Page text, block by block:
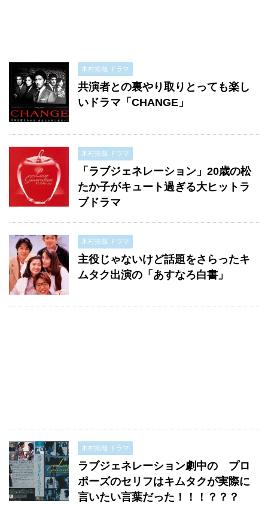
木村拓哉 ドラマ
共演者との裏やり取りとっても楽し
いドラマ「CHANGE」
木村拓哉 ドラマ
「ラブジェネレーション」20歳の松
たか子がキュート過ぎる大ヒットラ
ブドラマ
木村拓哉 ドラマ
主役じゃないけど話題をさらったキ
ムタク出演の「あすなろ白書」
木村拓哉 ドラマ
ラブジェネレーション劇中の プロ
ポーズのセリフはキムタクが実際に
言いたい言葉だった！！！？？？